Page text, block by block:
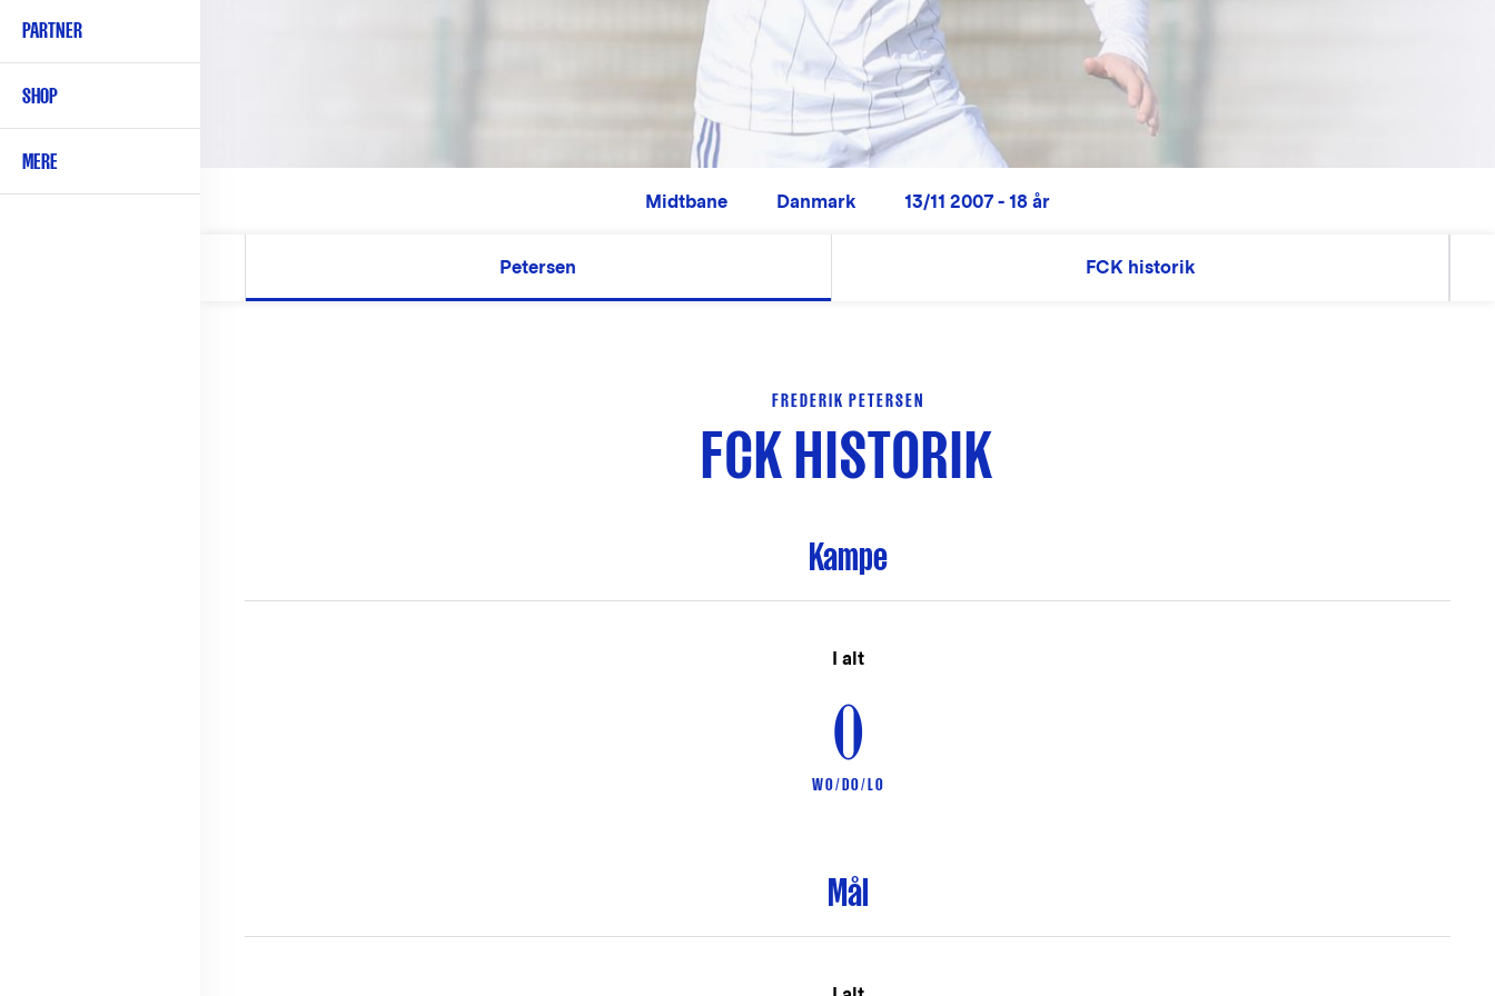
PARTNER
SHOP
MERE
Midtbane Danmark 13/11 2007 - 18 år
Petersen FCK historik
FREDERIK PETERSEN
FCK HISTORIK
Kampe
I alt
0
W 0 / D 0 / L 0
Mål